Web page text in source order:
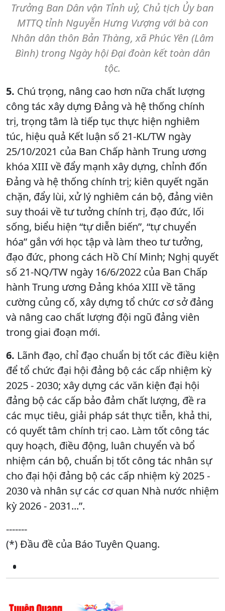
Trưởng Ban Dân vận Tỉnh uỷ, Chủ tịch Ủy ban
MTTQ tỉnh Nguyễn Hưng Vượng với bà con
Nhân dân thôn Bản Thàng, xã Phúc Yên (Lâm
Bình) trong Ngày hội Đại đoàn kết toàn dân
tộc.
5. Chú trọng, nâng cao hơn nữa chất lượng
công tác xây dựng Đảng và hệ thống chính
trị, trọng tâm là tiếp tục thực hiện nghiêm
túc, hiệu quả Kết luận số 21-KL/TW ngày
25/10/2021 của Ban Chấp hành Trung ương
khóa XIII về đẩy mạnh xây dựng, chỉnh đốn
Đảng và hệ thống chính trị; kiên quyết ngăn
chặn, đẩy lùi, xử lý nghiêm cán bộ, đảng viên
suy thoái về tư tưởng chính trị, đạo đức, lối
sống, biểu hiện “tự diễn biến”, “tự chuyển
hóa” gắn với học tập và làm theo tư tưởng,
đạo đức, phong cách Hồ Chí Minh; Nghị quyết
số 21-NQ/TW ngày 16/6/2022 của Ban Chấp
hành Trung ương Đảng khóa XIII về tăng
cường củng cố, xây dựng tổ chức cơ sở đảng
và nâng cao chất lượng đội ngũ đảng viên
trong giai đoạn mới.
6. Lãnh đạo, chỉ đạo chuẩn bị tốt các điều kiện
để tổ chức đại hội đảng bộ các cấp nhiệm kỳ
2025 - 2030; xây dựng các văn kiện đại hội
đảng bộ các cấp bảo đảm chất lượng, đề ra
các mục tiêu, giải pháp sát thực tiễn, khả thi,
có quyết tâm chính trị cao. Làm tốt công tác
quy hoạch, điều động, luân chuyển và bổ
nhiệm cán bộ, chuẩn bị tốt công tác nhân sự
cho đại hội đảng bộ các cấp nhiệm kỳ 2025 -
2030 và nhân sự các cơ quan Nhà nước nhiệm
kỳ 2026 - 2031...”.
-------
(*) Đầu đề của Báo Tuyên Quang.